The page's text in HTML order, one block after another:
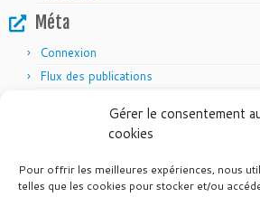
Gérer le consentement
cookies
Pour offrir les meilleures expériences, nous
telles que les cookies pour stocker et/ou
Méta
Connexion
Flux des publications
Site de WordPress-FR